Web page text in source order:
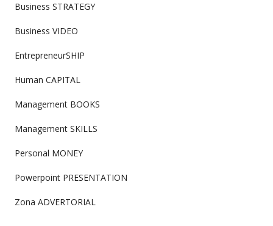
Business STRATEGY
Business VIDEO
EntrepreneurSHIP
Human CAPITAL
Management BOOKS
Management SKILLS
Personal MONEY
Powerpoint PRESENTATION
Zona ADVERTORIAL